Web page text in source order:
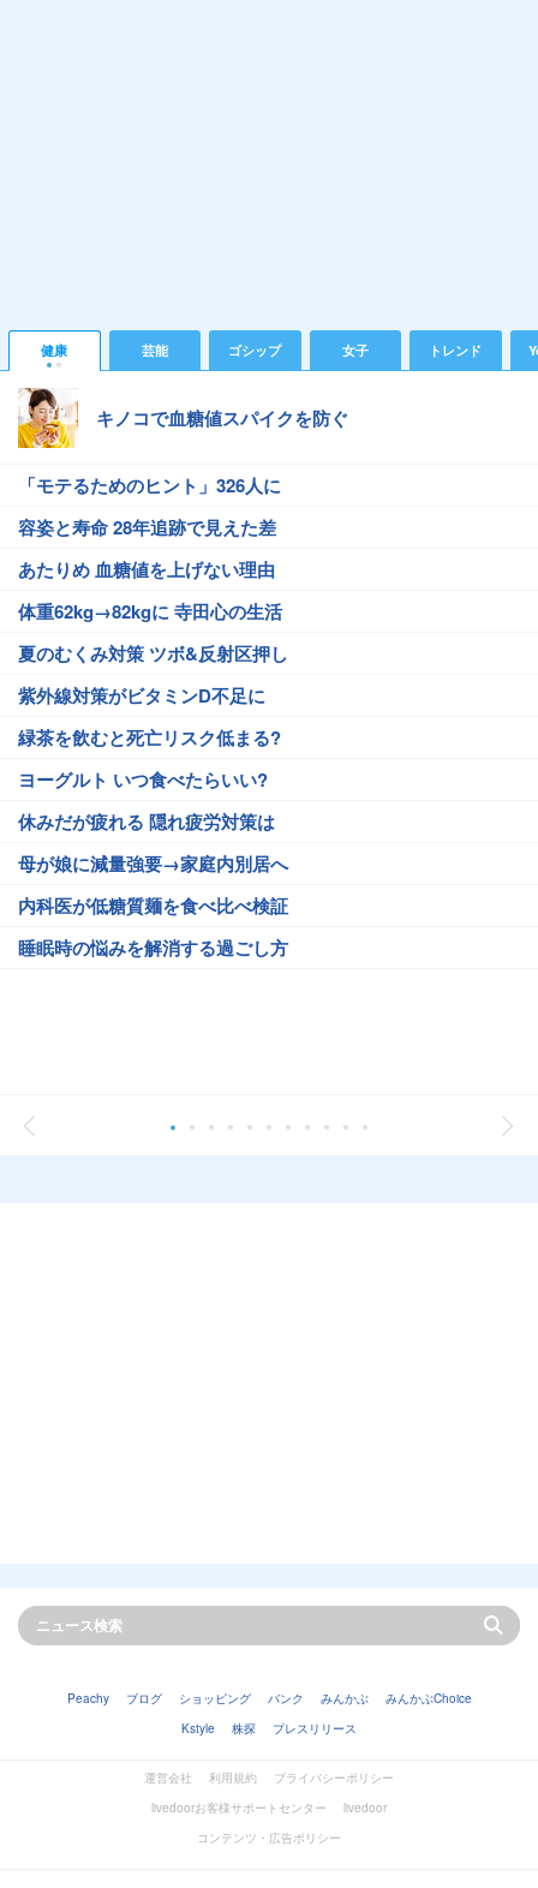
健康 芸能 ゴシップ 女子 トレンド
キノコで血糖値スパイクを防ぐ
「モテるためのヒント」326人に
容姿と寿命 28年追跡で見えた差
あたりめ 血糖値を上げない理由
体重62kg→82kgに 寺田心の生活
夏のむくみ対策 ツボ&反射区押し
紫外線対策がビタミンD不足に
緑茶を飲むと死亡リスク低まる?
ヨーグルト いつ食べたらいい?
休みだが疲れる 隠れ疲労対策は
母が娘に減量強要→家庭内別居へ
内科医が低糖質麺を食べ比べ検証
睡眠時の悩みを解消する過ごし方
Peachy ブログ ショッピング バンク みんかぶ
みんかぶChoice
Kstyle
株探 プレスリリース
運営会社 利用規約
プライバシーポリシー
livedoorお客様サポートセンター
livedoor
コンテンツ・広告ポリシー